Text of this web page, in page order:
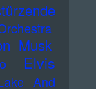
Musk
Elvis
And